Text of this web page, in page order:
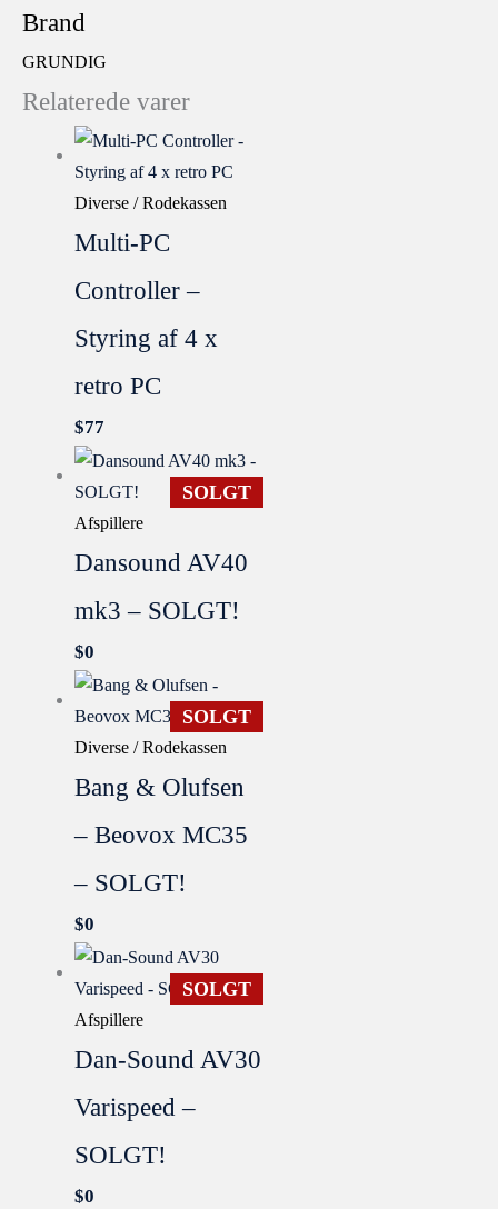
Brand
GRUNDIG
Relaterede varer
Diverse / Rodekassen
Multi-PC
Controller –
Styring af 4 x
retro PC
$77
SOLGT
Afspillere
Dansound AV40
mk3 – SOLGT!
$0
SOLGT
Diverse / Rodekassen
Bang & Olufsen
– Beovox MC35
– SOLGT!
$0
SOLGT
Afspillere
Dan-Sound AV30
Varispeed –
SOLGT!
$0